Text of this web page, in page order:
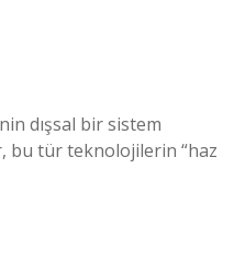
dışsal bir sistem
bu tür teknolojilerin “haz